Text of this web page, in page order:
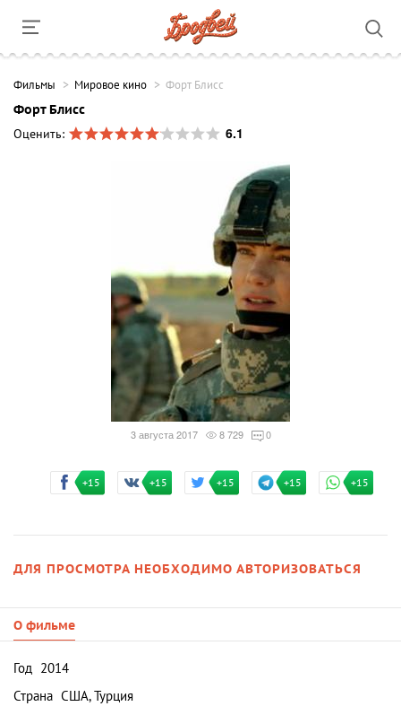
Фильмы Мировое кино Форт Блисс
Форт Блисс
Оценить:
6.1
3 августа 2017 8 729 0
+15 +15 +15 +15 +15
ДЛЯ ПРОСМОТРА НЕОБХОДИМО АВТОРИЗОВАТЬСЯ
О фильме
Год 2014
Страна США, Турция